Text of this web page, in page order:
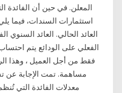
المعلن. في حين أن
استثمارات السندات، فيما
العائد الحالي. العائد السنوي
الفعلي على الودائع يتم
فقط من أجل العميل ، وهذا
مساهمة. تمت الإجابة عن
معدلات الفائدة التي